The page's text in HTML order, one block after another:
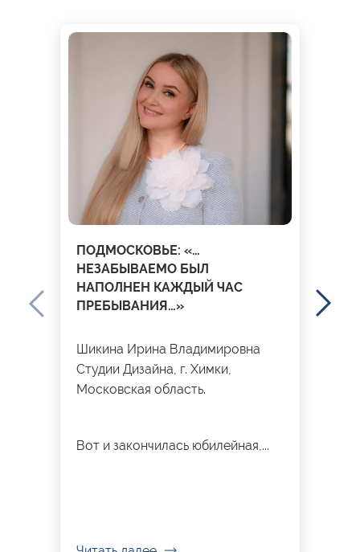
ПОДМОСКОВЬЕ: «…
НЕЗАБЫВАЕМО БЫЛ
НАПОЛНЕН КАЖДЫЙ ЧАС
ПРЕБЫВАНИЯ…»
Шикина Ирина Владимировна
Студии Дизайна, г. Химки,
Московская область.
Вот и закончилась юбилейная,...